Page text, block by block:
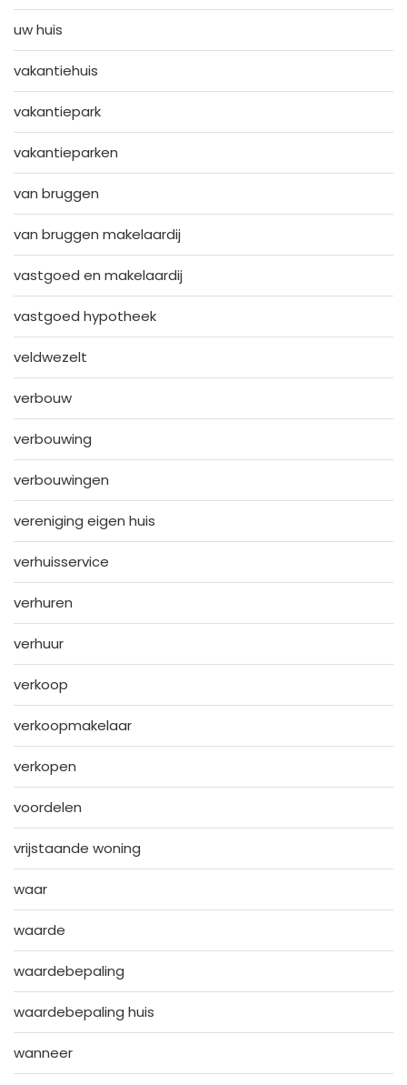
uw huis
vakantiehuis
vakantiepark
vakantieparken
van bruggen
van bruggen makelaardij
vastgoed en makelaardij
vastgoed hypotheek
veldwezelt
verbouw
verbouwing
verbouwingen
vereniging eigen huis
verhuisservice
verhuren
verhuur
verkoop
verkoopmakelaar
verkopen
voordelen
vrijstaande woning
waar
waarde
waardebepaling
waardebepaling huis
wanneer